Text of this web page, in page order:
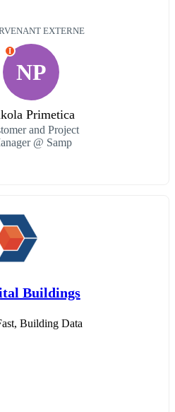
EXTERNE
NP
I
Primetica
and Project
@ Samp
Buildings
Building Data